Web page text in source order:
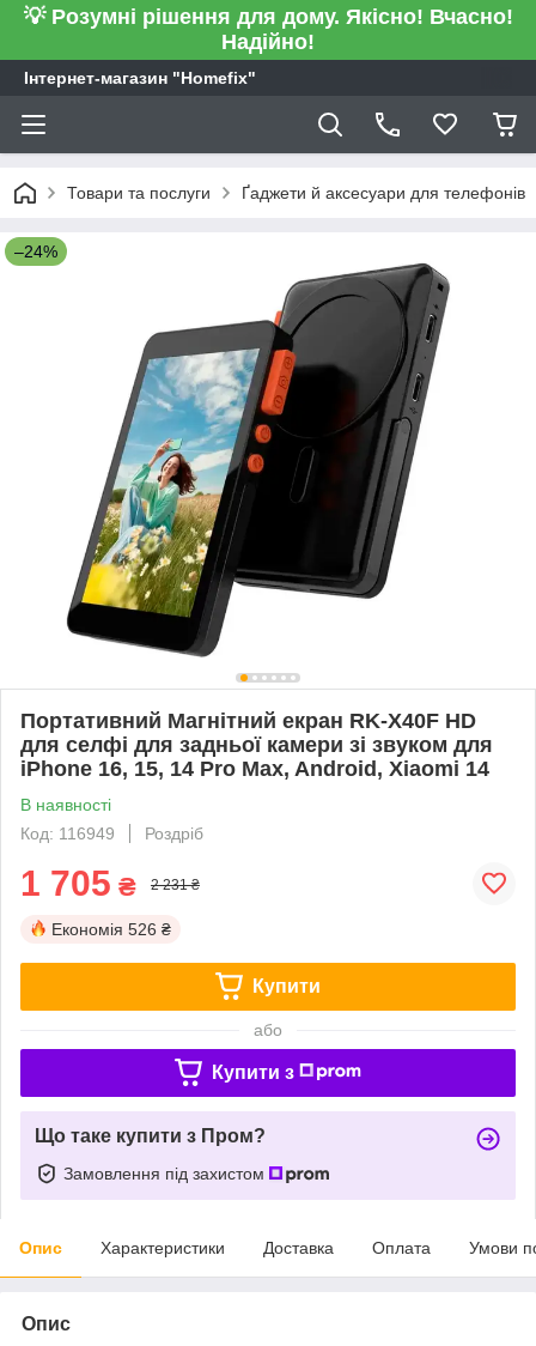
💡 Розумні рішення для дому. Якісно! Вчасно!
Надійно!
Інтернет-магазин "Homefix"
Товари та послуги Ґаджети й аксесуари для телефонів
–24%
Портативний Магнітний екран RK-X40F HD
для селфі для задньої камери зі звуком для
iPhone 16, 15, 14 Pro Max, Android, Xiaomi 14
В наявності
Код: 116949
Роздріб
1 705 ₴ 2 231 ₴
Економія 526 ₴
Купити
або
Купити з
Що таке купити з Пром?
Замовлення під захистом
Опис Характеристики Доставка Оплата Умови
Опис